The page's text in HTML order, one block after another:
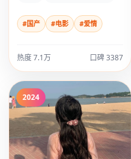
#国产 #电影 #爱情
热度 7.1万 口碑 3387
2024